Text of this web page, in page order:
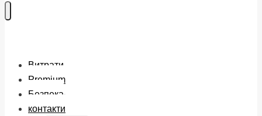
Витрати
Premium
Безпека
контакти